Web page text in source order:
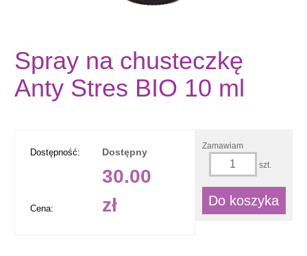
Spray na chusteczkę
Anty Stres BIO 10 ml
Dostępność: Dostępny
Cena:
30.00
zł
Zamawiam
szt.
Do koszyka